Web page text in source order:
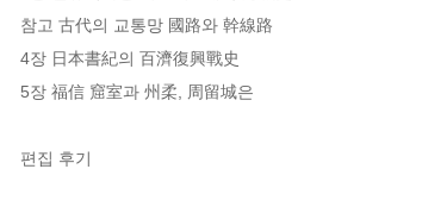
참고 古代의 교통망 國路와 幹線路
4장 日本書紀의 百濟復興戰史
5장 福信 窟室과 州柔, 周留城은
편집 후기